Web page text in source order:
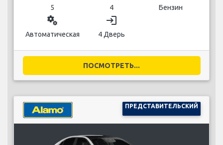
5 4 Бензин
miscellaneous_services
Автоматическая
login
4 Дверь
ПОСМОТРЕТЬ...
ПРЕДСТАВИТЕЛЬСКИЙ